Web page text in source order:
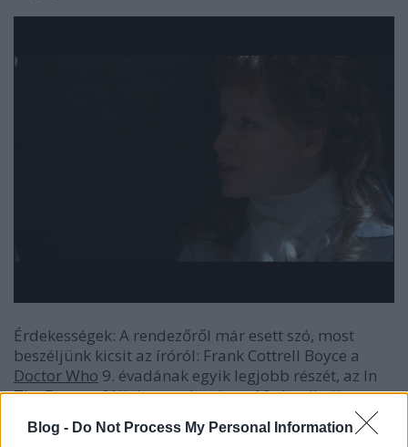
Blog - Do Not Process My Personal Information
Érdekességek: A rendezőről már esett szó, most
beszéljünk kicsit az íróról: Frank Cottrell Boyce a
Doctor Who 9. évadának egyik legjobb részét, az In
The Forest of Nightot, valamint a 10. évadbeli
egészen jó Smile-t írta. Érdemes maradni a stáblista
alatt, az elején a stábtagok nevei egymás egy-két